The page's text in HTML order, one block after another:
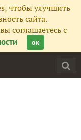
чтобы улучшить
сайта.
соглашаетесь с
ок
90